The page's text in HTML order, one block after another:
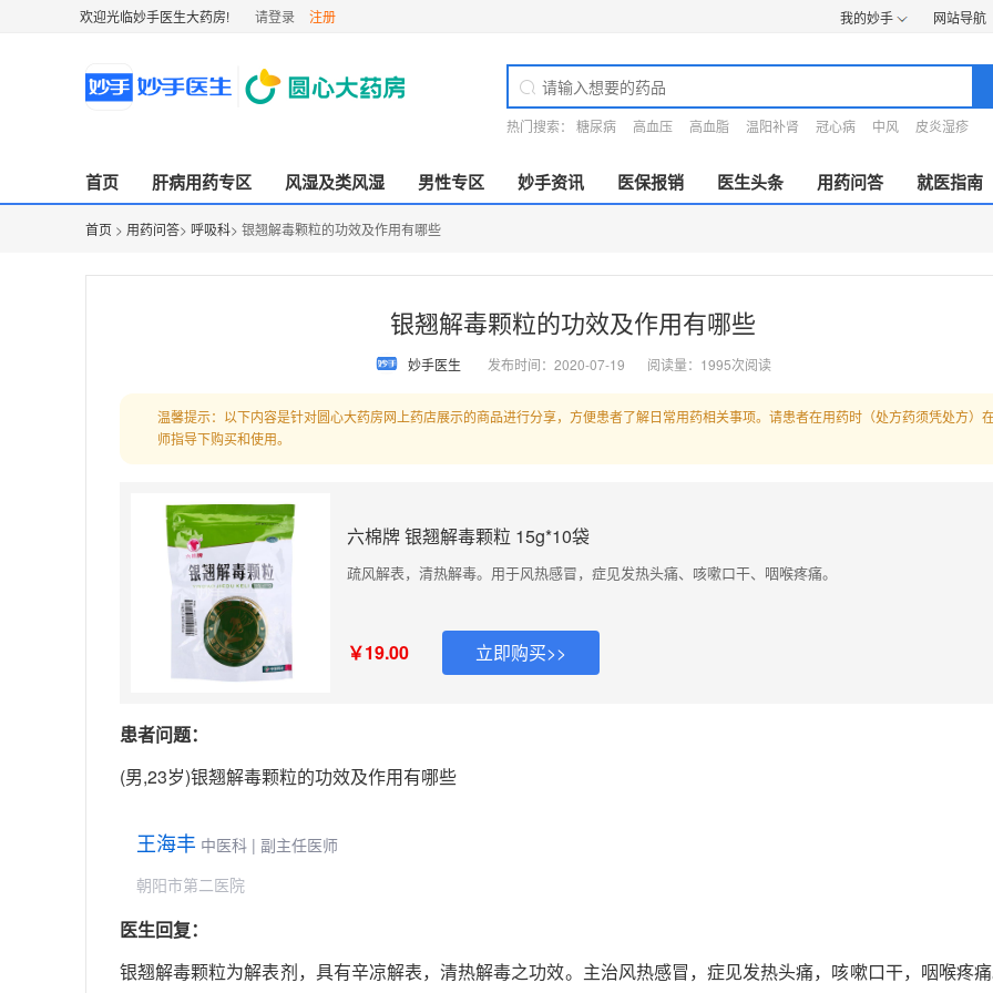
欢迎光临妙手医生大药房! 请登录 注册 我的妙手 网站导航
热门搜索： 糖尿病 高血压 高血脂 温阳补肾 冠心病 中风 皮炎湿疹
首页 肝病用药专区 风湿及类风湿 男性专区 妙手资讯 医保报销 医生头条 用药问答 就医指南
首页 > 用药问答> 呼吸科> 银翘解毒颗粒的功效及作用有哪些
银翘解毒颗粒的功效及作用有哪些
妙手医生 发布时间：2020-07-19 阅读量：1995次阅读
温馨提示：以下内容是针对圆心大药房网上药店展示的商品进行分享，方便患者了解日常用药相关事项。请患者在用药时（处方药须凭处方）
师指导下购买和使用。
六棉牌 银翘解毒颗粒 15g*10袋
疏风解表，清热解毒。用于风热感冒，症见发热头痛、咳嗽口干、咽喉疼痛。
￥19.00 立即购买>>
患者问题：
(男,23岁)银翘解毒颗粒的功效及作用有哪些
王海丰 中医科 | 副主任医师
朝阳市第二医院
医生回复：
银翘解毒颗粒为解表剂，具有辛凉解表，清热解毒之功效。主治风热感冒，症见发热头痛，咳嗽口干，咽喉疼